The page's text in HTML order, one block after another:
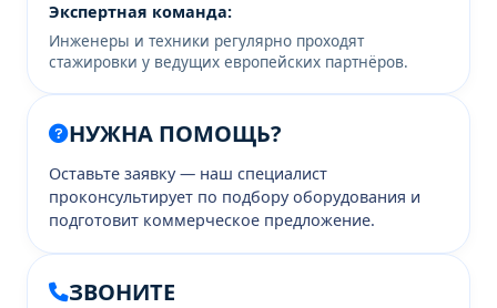
Экспертная команда:
Инженеры и техники регулярно проходят
стажировки у ведущих европейских партнёров.
НУЖНА ПОМОЩЬ?
Оставьте заявку — наш специалист
проконсультирует по подбору оборудования и
подготовит коммерческое предложение.
ЗВОНИТЕ